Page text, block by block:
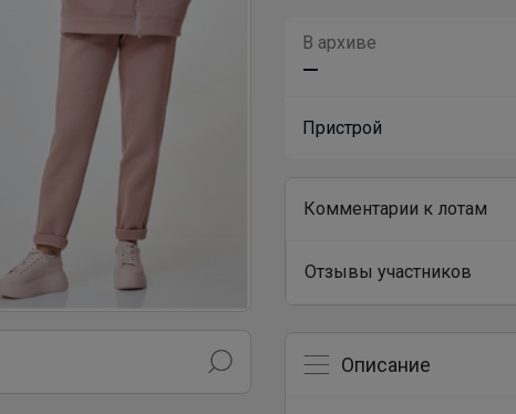
В архиве
—
Пристрой
Комментарии к лотам
Отзывы участников
Описание